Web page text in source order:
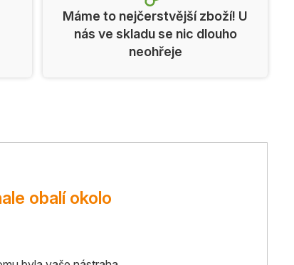
Máme to nejčerstvější zboží! U
nás ve skladu se nic dlouho
neohřeje
obalí okolo